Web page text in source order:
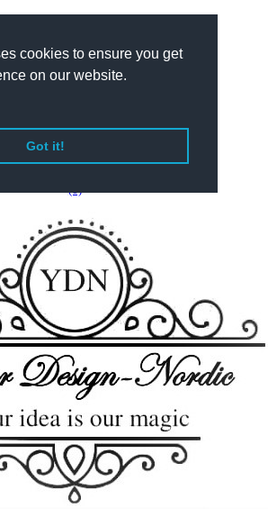
cookies to ensure you get
on our website.
Got it!
Dansk
(0)